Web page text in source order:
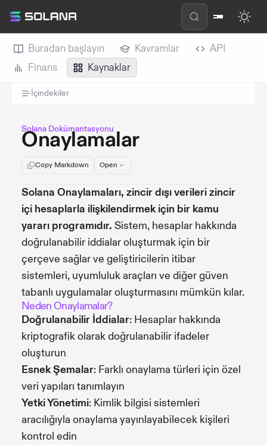
Buradan başlayın Kavramlar
API
Finans
Kaynaklar
İçindekiler
Solana Dokümantasyonu
Onaylamalar
Copy Markdown Open
Solana Onaylamaları, zincir dışı verileri zincir
içi hesaplarla ilişkilendirmek için bir kamu
yararı programıdır. Sistem, hesaplar hakkında
doğrulanabilir iddialar oluşturmak için bir
çerçeve sağlar ve geliştiricilerin itibar
sistemleri, uyumluluk araçları ve diğer güven
tabanlı uygulamalar oluşturmasını mümkün kılar.
Neden Onaylamalar?
Doğrulanabilir İddialar: Hesaplar hakkında
kriptografik olarak doğrulanabilir ifadeler
oluşturun
Esnek Şemalar: Farklı onaylama türleri için özel
veri yapıları tanımlayın
Yetki Yönetimi: Kimlik bilgisi sistemleri
aracılığıyla onaylama yayınlayabilecek kişileri
kontrol edin